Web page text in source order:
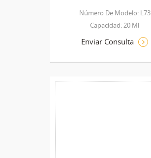
Número De Modelo: L73
Capacidad: 20 Ml
Enviar Consulta